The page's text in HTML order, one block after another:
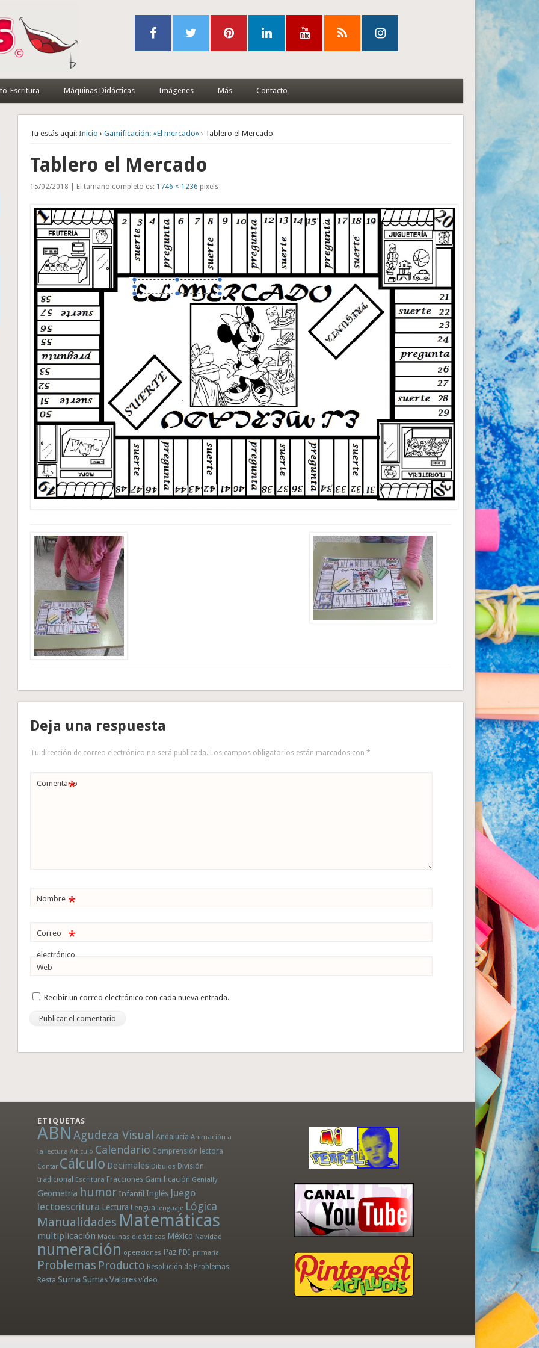
Escritura Máquinas Didácticas Imágenes Más Contacto
Tu estás aquí: Inicio ›Gamificación: «El mercado» › Tablero el Mercado
Tablero el Mercado
15/02/2018 | El tamaño completo es: 1746 × 1236 pixels
Deja una respuesta
Tu dirección de correo electrónico no será publicada. Los campos obligatorios están marcados con*
Comentario
*
Nombre *
Correo
electrónico
*
Web
Recibir un correo electrónico con cada nueva entrada.
ETIQUETAS
ABN Agudeza Visual Andalucía Animación a
la lectura Artículo Calendario Comprensión lectora
Contar Cálculo Decimales Dibujos División
tradicional Escritura Fracciones Gamificación Genially
Geometría humor Infantil Inglés Juego
lectoescritura Lectura Lengua lenguaje Lógica
Manualidades Matemáticas
multiplicación Máquinas didácticas México Navidad
numeración operaciones Paz PDI primaria
Problemas Producto Resolución de Problemas
Resta Suma SumasValores vídeo